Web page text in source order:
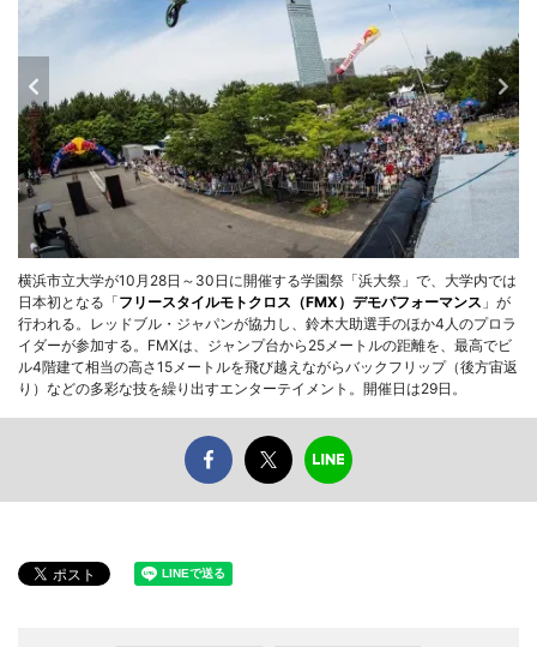
横浜市立大学が10月28日～30日に開催する学園祭「浜大祭」で、大学内では
日本初となる「フリースタイルモトクロス（FMX）デモパフォーマンス 」が
行われる。レッドブル・ジャパンが協力し、鈴木大助選手のほか4人のプロラ
イダーが参加する。FMXは、ジャンプ台から25メートルの距離を、最高でビ
ル4階建て相当の高さ15メートルを飛び越えながらバックフリップ（後方宙返
り）などの多彩な技を繰り出すエンターテイメント。開催日は29日。